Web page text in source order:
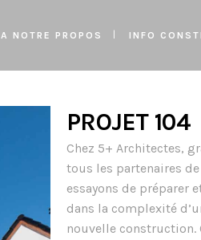
A NOTRE PROPOS INFO
PROJET 104
Chez 5+ Architectes,
tous les partenaires
essayons de préparer
dans la complexité
nouvelle construction.